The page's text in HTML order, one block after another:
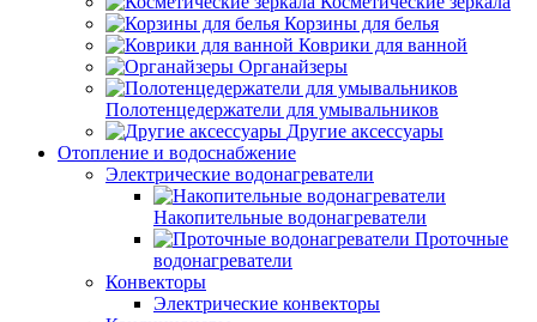
Корзины для белья
Коврики для ванной
Органайзеры
Полотенцедержатели для умывальников
Другие аксессуары
Отопление и водоснабжение
Электрические водонагреватели
Накопительные водонагреватели
Проточные
водонагреватели
Конвекторы
Электрические конвекторы